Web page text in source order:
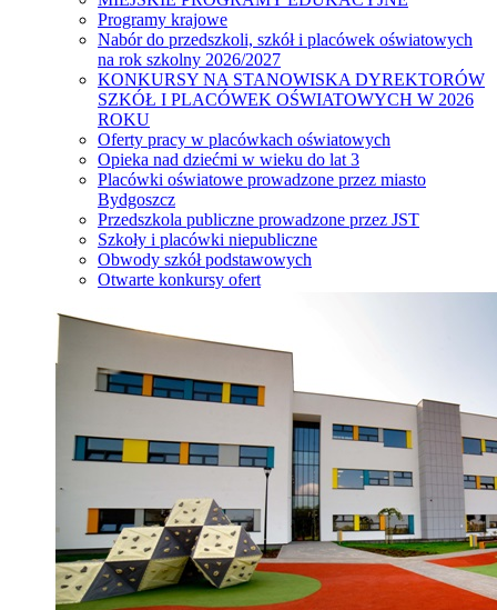
Programy krajowe
Nabór do przedszkoli, szkół i placówek oświatowych
na rok szkolny 2026/2027
KONKURSY NA STANOWISKA DYREKTORÓW
SZKÓŁ I PLACÓWEK OŚWIATOWYCH W 2026
ROKU
Oferty pracy w placówkach oświatowych
Opieka nad dziećmi w wieku do lat 3
Placówki oświatowe prowadzone przez miasto
Bydgoszcz
Przedszkola publiczne prowadzone przez JST
Szkoły i placówki niepubliczne
Obwody szkół podstawowych
Otwarte konkursy ofert